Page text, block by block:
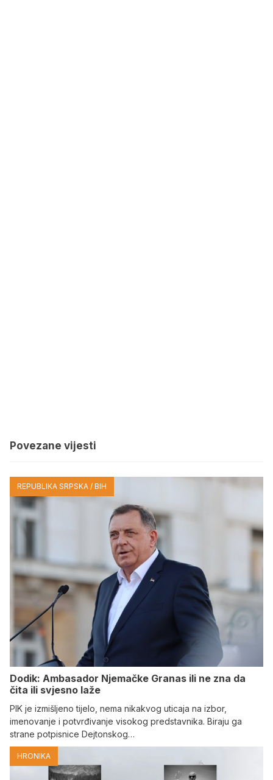
Povezane vijesti
REPUBLIKA SRPSKA / BIH
Dodik: Ambasador Njemačke Granas ili ne zna da
čita ili svjesno laže
PIK je izmišljeno tijelo, nema nikakvog uticaja na izbor,
imenovanje i potvrđivanje visokog predstavnika. Biraju ga
strane potpisnice Dejtonskog…
HRONIKA